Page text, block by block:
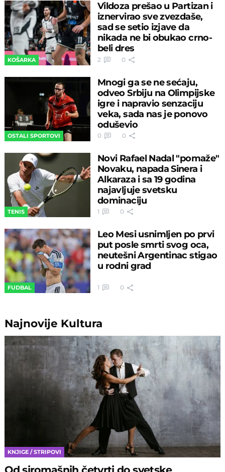
KOŠARKA
Vildoza prešao u Partizan i
iznervirao sve zvezdaše,
sad se setio izjave da
nikada ne bi obukao crno-
beli dres
2 0
OSTALI SPORTOVI
Mnogi ga se ne sećaju,
odveo Srbiju na Olimpijske
igre i napravio senzaciju
veka, sada nas je ponovo
oduševio
0 0
TENIS
Novi Rafael Nadal "pomaže"
Novaku, napada Sinera i
Alkaraza i sa 19 godina
najavljuje svetsku
dominaciju
1 0
FUDBAL
Leo Mesi usnimljen po prvi
put posle smrti svog oca,
neutešni Argentinac stigao
u rodni grad
1 0
Najnovije Kultura
KNJIGE / STRIPOVI